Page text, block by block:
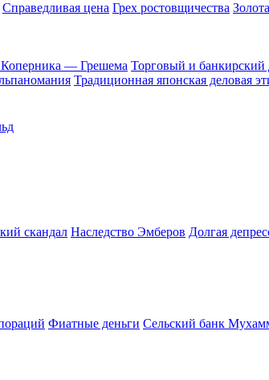
Справедливая цена Грех ростовщичества
Коперника — Грешема Торговый и банкирский
Традиционная японская деловая
скандал Наследство Эмберов Долгая
Фиатные деньги Сельский банк